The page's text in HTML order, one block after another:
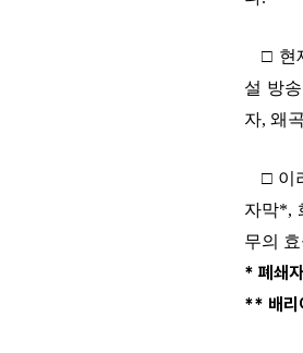
□ 현
설 방
자, 왜
□ 이
자막*,
무의
* 폐쇄
** 배리